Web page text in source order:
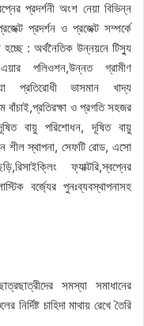
প্রদর্শনী অংশ নেয়া বিভিন্ন
প্রদর্শন ও প্রজেক্ট সম্পর্কে
: অর্থনৈতিক উন্নয়নে টিস্যু
পলিওশন,উন্নত গ্রামীণ
প্রতিরোধী ভাসমান খাদ্য
বাঁচাই,প্রতিরক্ষা ও প্রগতি সহজর
দূষিত বায়ু পরিশোধন, দূষিত বায়ু
শীল স্থাপনা, সেফটি রোড, এসো
ফ্যাক্টরি,স্বপ্নের
বর্জ্যের পুনঃব্যবস্থাপনাসহ
সমস্যা সমাধানের
চাহিদা মাথায় রেখে তৈরি